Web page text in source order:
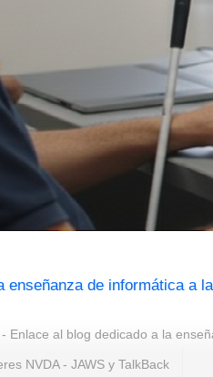
enseñanza de informática a
Enlace al blog dedicado a la
NVDA - JAWS y TalkBack